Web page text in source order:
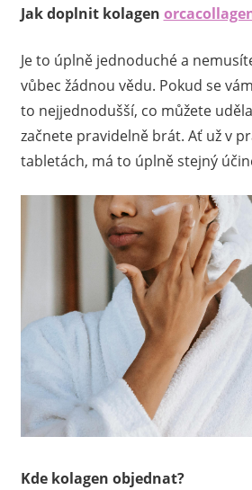
Jak doplnit kolagen
Je to úplně jednoduché a
vůbec žádnou vědu. Pokud se
to nejjednodušší, co můžete
začnete pravidelně brát. Ať už v
tabletách, má to úplně stejný
Kde kolagen objednat?